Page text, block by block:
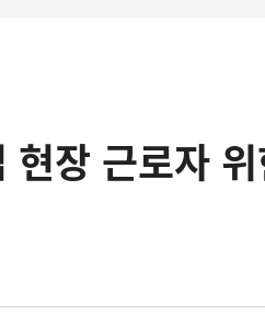
현장 근로자